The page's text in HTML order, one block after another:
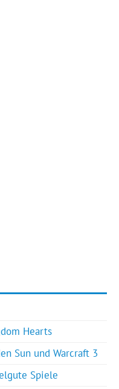
Hearts
Sun und Warcraft 3
Spiele